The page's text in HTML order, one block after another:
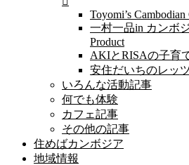
Toyomi’s
一村一品in カンボ
Product
AKIとRISAの子育
安住だいちのレッ
いろんな活動記事
何でも体験
カフェ記事
その他の記事
住めばカンボジア
地域情報